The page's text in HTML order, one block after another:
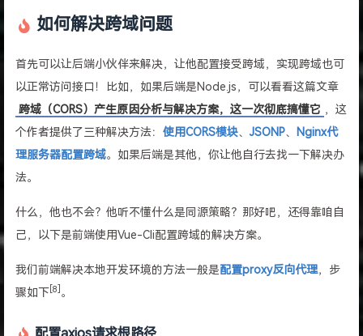
如何解决跨域问题
首先可以让后端小伙伴来解决，让他配置接受跨域，实现跨域也可
以正常访问接口！比如，如果后端是Node.js，可以看看这篇文章
跨域（CORS）产生原因分析与解决方案，这一次彻底搞懂它 ，这
个作者提供了三种解决方法： 使用CORS模块、 JSONP、
Nginx代
理服务器配置跨域。如果后端是其他，你让他自行去找一下解决办
法。
什么，他也不会？他听不懂什么是同源策略？那好吧，还得靠咱自
己，以下是前端使用Vue-Cli配置跨域的解决方案。
我们前端解决本地开发环境的方法一般是配置proxy反向代理，步
骤如下 [8] 。